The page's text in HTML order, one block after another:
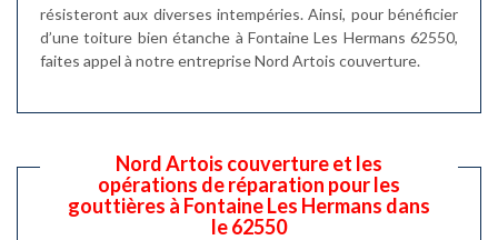
résisteront aux diverses intempéries. Ainsi, pour bénéficier
d’une toiture bien étanche à Fontaine Les Hermans 62550,
faites appel à notre entreprise Nord Artois couverture.
Nord Artois couverture et les
opérations de réparation pour les
gouttières à Fontaine Les Hermans dans
le 62550